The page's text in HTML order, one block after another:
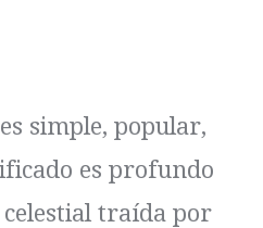
simple, popular,
es profundo
celestial traída por